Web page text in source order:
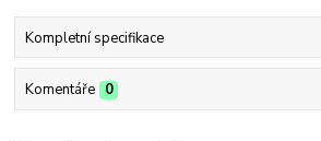
Kompletní specifikace
Komentáře 0